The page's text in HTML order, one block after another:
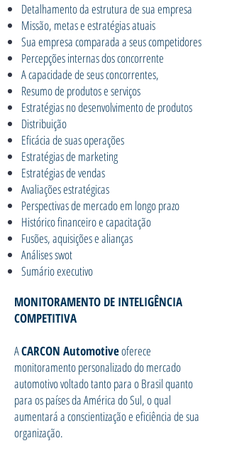
Detalhamento da estrutura de sua empresa
Missão, metas e estratégias atuais
Sua empresa comparada a seus competidores
Percepções internas dos concorrente
A capacidade de seus concorrentes,
Resumo de produtos e serviços
Estratégias no desenvolvimento de produtos
Distribuição
Eficácia de suas operações
Estratégias de marketing
Estratégias de vendas
Avaliações estratégicas
Perspectivas de mercado em longo prazo
Histórico financeiro e capacitação
Fusões, aquisições e alianças
Análises swot
Sumário executivo
MONITORAMENTO DE INTELIGÊNCIA
COMPETITIVA
ACARCON Automotiveoferece
monitoramento personalizado do mercado
automotivo voltado tanto para o Brasil quanto
para os países da América do Sul, o qual
aumentará a conscientização e eficiência de sua
organização.